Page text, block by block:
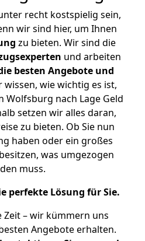
recht kostspielig sein,
wir sind hier, um Ihnen
zu bieten. Wir sind die
und arbeiten
besten Angebote und
wissen, wie wichtig es ist,
Wolfsburg nach Lage Geld
setzen wir alles daran,
zu bieten. Ob Sie nun
haben oder ein großes
was umgezogen
muss.
perfekte Lösung für Sie.
Zeit – wir kümmern uns
Angebote erhalten.